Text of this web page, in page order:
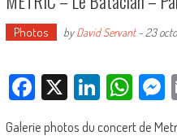
Photos byDavid Servant- 23
Facebook
X
Galerie photos du concert de